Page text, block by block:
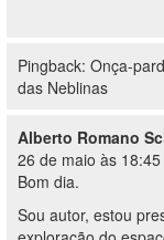
Pingback: Onça-
das Neblinas
Alberto Romano
26 de maio às 18:45
Bom dia.
Sou autor, estou